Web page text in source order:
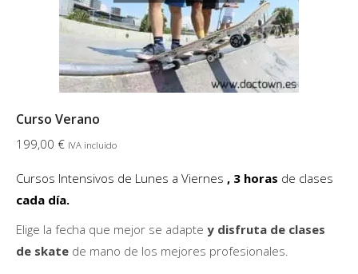
en
página
de
producto
Curso Verano
199,00 € IVA incluido
Cursos Intensivos de Lunes a Viernes , 3 horas de clases
cada día.
Elige la fecha que mejor se adapte y disfruta de clases
de skate de mano de los mejores profesionales.